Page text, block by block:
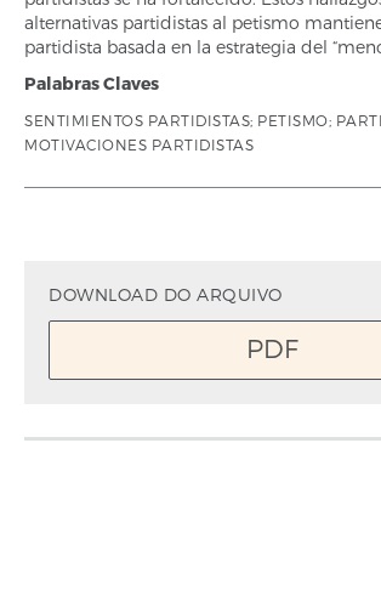
alternativas partidistas al petismo
partidista basada en la estrategia del
Palabras Claves
SENTIMIENTOS PARTIDISTAS; PETISMO;
MOTIVACIONES PARTIDISTAS
DOWNLOAD DO ARQUIVO
PDF